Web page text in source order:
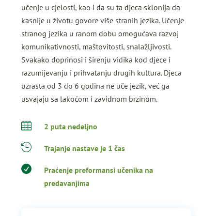
učenje u cjelosti, kao i da su ta djeca sklonija da
kasnije u životu govore više stranih jezika. Učenje
stranog jezika u ranom dobu omogućava razvoj
komunikativnosti, maštovitosti, snalažljivosti.
Svakako doprinosi i širenju vidika kod djece i
razumijevanju i prihvatanju drugih kultura. Djeca
uzrasta od 3 do 6 godina ne uče jezik, već ga
usvajaju sa lakoćom i zavidnom brzinom.
 2 puta nedeljno
 Trajanje nastave je 1 čas

Praćenje preformansi učenika na
predavanjima